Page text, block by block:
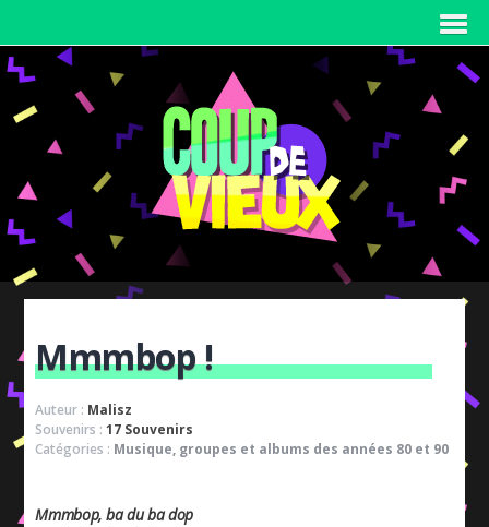
Mmmbop !
Auteur : Malisz
Souvenirs :17 Souvenirs
Catégories : Musique, groupes et albums des années 80 et 90
Mmmbop, ba du ba dop